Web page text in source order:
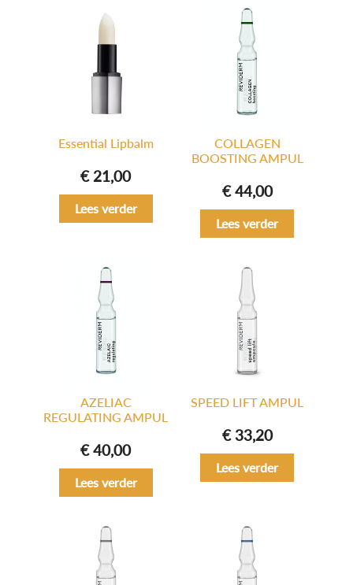
Essential Lipbalm
€21,00
Lees verder
COLLAGEN
BOOSTING AMPUL
€44,00
Lees verder
AZELIAC
REGULATING AMPUL
€40,00
Lees verder
SPEED LIFT AMPUL
€33,20
Lees verder